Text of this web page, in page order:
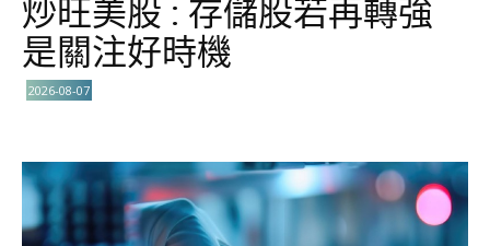
炒旺美股 : 存儲股若再轉強
是關注好時機
2026-08-07